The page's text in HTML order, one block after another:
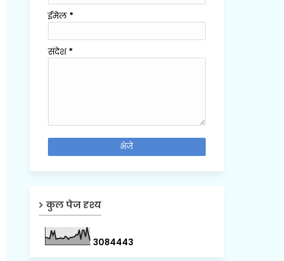
ईमेल *
संदेश *
कुल पेज दृश्य
3084443